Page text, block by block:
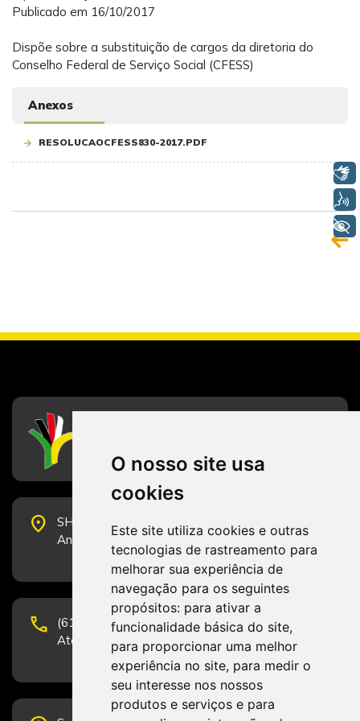
O nosso site usa
cookies
Este site utiliza cookies e outras
tecnologias de rastreamento para
melhorar sua experiência de
navegação para os seguintes
propósitos: para ativar a
funcionalidade básica do site,
para proporcionar uma melhor
experiência no site, para medir o
seu interesse nos nossos
produtos e serviços e para
Publicado em 16/10/2017
Dispõe sobre a substituição de cargos da diretoria do
Conselho Federal de Serviço Social (CFESS)
Anexos
RESOLUCAOCFESS830-2017.PDF
place
SHS Quadra 6, Bloco E, Complexo Brasil 21, 20º
Andar, Sala 2001 - CEP 70322-915 - Brasília/DF
phone
(61) 3223-1652 e (61) 98131-3801.
Atendimento por telefone em horário comercial